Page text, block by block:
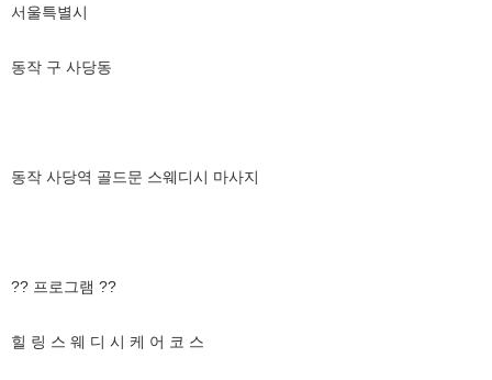
서울특별시
동작 구 사당동
동작 사당역 골드문 스웨디시 마사지
?? 프로그램 ??
힐 링 스 웨 디 시 케 어 코 스